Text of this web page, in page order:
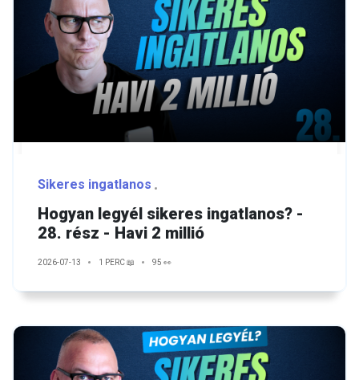
Sikeres ingatlanos
Hogyan legyél sikeres ingatlanos? -
28. rész - Havi 2 millió
2026-07-13 1 PERC 📖 95 👀